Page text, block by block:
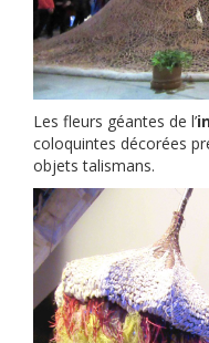
Les fleurs géantes de l’
coloquintes décorées
objets talismans.